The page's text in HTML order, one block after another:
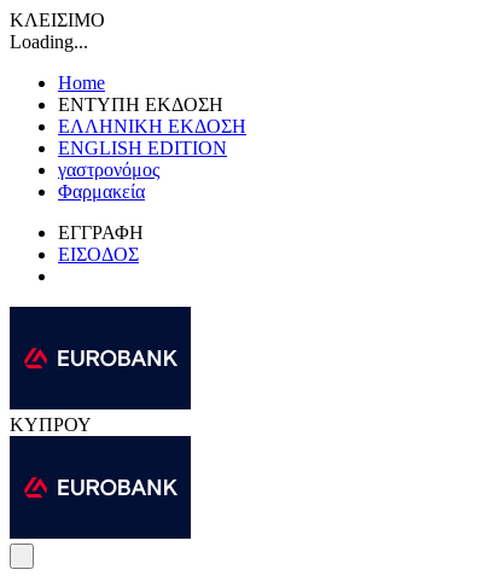
ΚΛΕΙΣΙΜΟ
Loading...
Home
ΕΝΤΥΠΗ ΕΚΔΟΣΗ
ΕΛΛΗΝΙΚΗ ΕΚΔΟΣΗ
ENGLISH EDITION
γαστρονόμος
Φαρμακεία
ΕΓΓΡΑΦΗ
ΕΙΣΟΔΟΣ
ΚΥΠΡΟΥ